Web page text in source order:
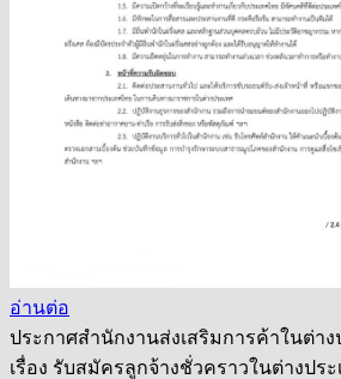
อ่านต่อ
ประกาศสำนักงานส่งเสริมการค้าในต่า
เรื่อง รับสมัครลูกจ้างชั่วคราวในต่างปร